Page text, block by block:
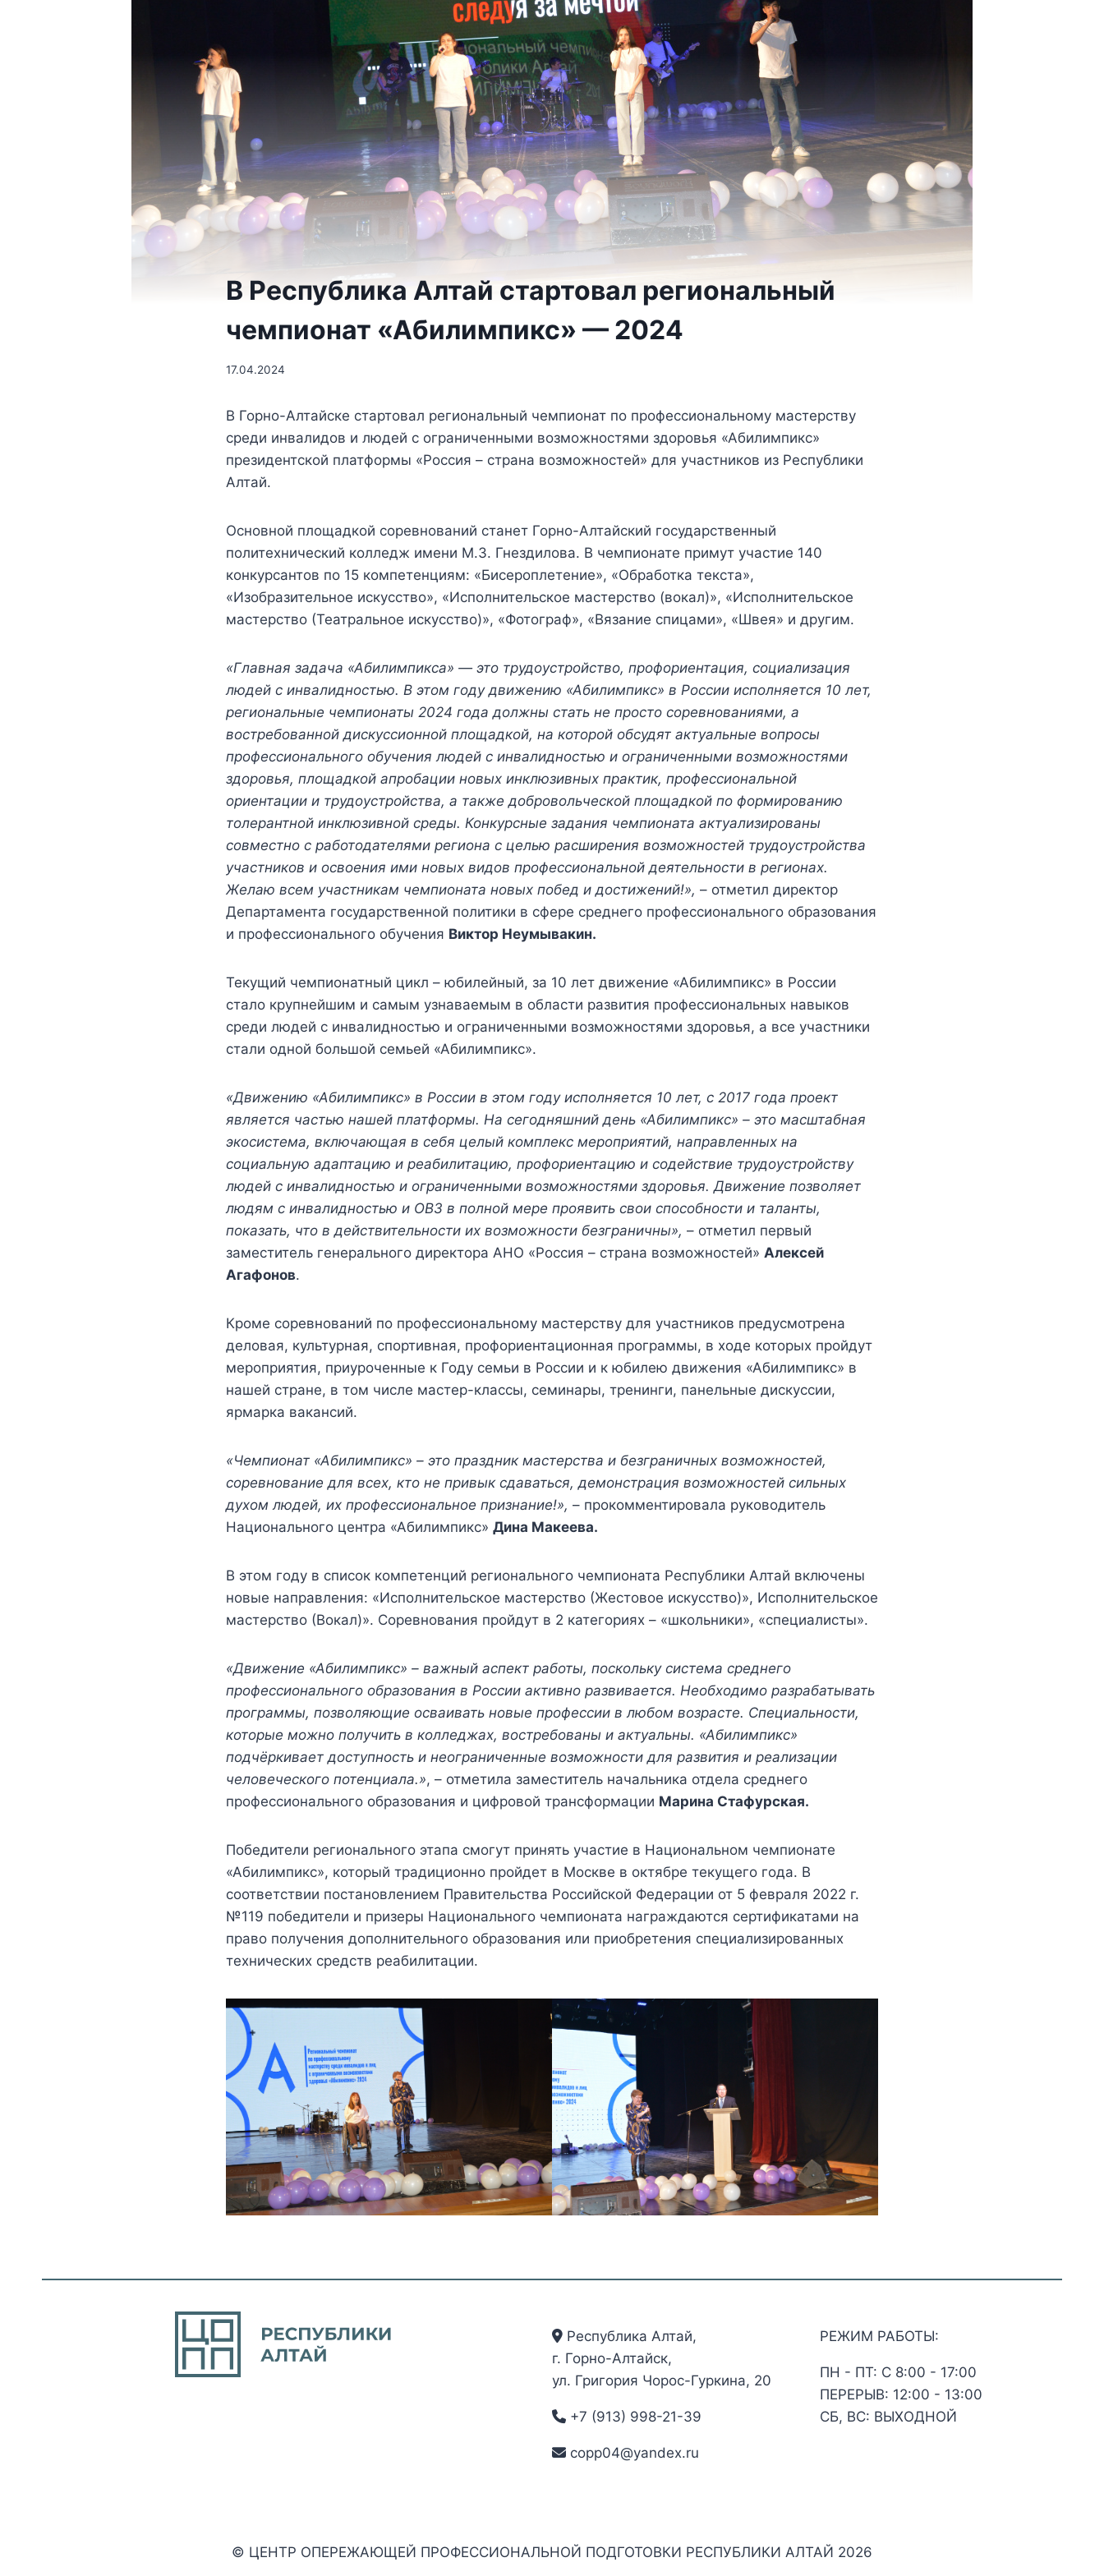
В Республика Алтай стартовал региональный
чемпионат «Абилимпикс» — 2024
17.04.2024
В Горно-Алтайске стартовал региональный чемпионат по профессиональному мастерству
среди инвалидов и людей с ограниченными возможностями здоровья «Абилимпикс»
президентской платформы «Россия – страна возможностей» для участников из Республики
Алтай.
Основной площадкой соревнований станет Горно-Алтайский государственный
политехнический колледж имени М.З. Гнездилова. В чемпионате примут участие 140
конкурсантов по 15 компетенциям: «Бисероплетение», «Обработка текста»,
«Изобразительное искусство», «Исполнительское мастерство (вокал)», «Исполнительское
мастерство (Театральное искусство)», «Фотограф», «Вязание спицами», «Швея» и другим.
«Главная задача «Абилимпикса» — это трудоустройство, профориентация, социализация
людей с инвалидностью. В этом году движению «Абилимпикс» в России исполняется 10 лет,
региональные чемпионаты 2024 года должны стать не просто соревнованиями, а
востребованной дискуссионной площадкой, на которой обсудят актуальные вопросы
профессионального обучения людей с инвалидностью и ограниченными возможностями
здоровья, площадкой апробации новых инклюзивных практик, профессиональной
ориентации и трудоустройства, а также добровольческой площадкой по формированию
толерантной инклюзивной среды. Конкурсные задания чемпионата актуализированы
совместно с работодателями региона с целью расширения возможностей трудоустройства
участников и освоения ими новых видов профессиональной деятельности в регионах.
Желаю всем участникам чемпионата новых побед и достижений!», – отметил директор
Департамента государственной политики в сфере среднего профессионального образования
и профессионального обучения Виктор Неумывакин.
Текущий чемпионатный цикл – юбилейный, за 10 лет движение «Абилимпикс» в России
стало крупнейшим и самым узнаваемым в области развития профессиональных навыков
среди людей с инвалидностью и ограниченными возможностями здоровья, а все участники
стали одной большой семьей «Абилимпикс».
«Движению «Абилимпикс» в России в этом году исполняется 10 лет, с 2017 года проект
является частью нашей платформы. На сегодняшний день «Абилимпикс» – это масштабная
экосистема, включающая в себя целый комплекс мероприятий, направленных на
социальную адаптацию и реабилитацию, профориентацию и содействие трудоустройству
людей с инвалидностью и ограниченными возможностями здоровья. Движение позволяет
людям с инвалидностью и ОВЗ в полной мере проявить свои способности и таланты,
показать, что в действительности их возможности безграничны», – отметил первый
заместитель генерального директора АНО «Россия – страна возможностей» Алексей
Агафонов.
Кроме соревнований по профессиональному мастерству для участников предусмотрена
деловая, культурная, спортивная, профориентационная программы, в ходе которых пройдут
мероприятия, приуроченные к Году семьи в России и к юбилею движения «Абилимпикс» в
нашей стране, в том числе мастер-классы, семинары, тренинги, панельные дискуссии,
ярмарка вакансий.
«Чемпионат «Абилимпикс» – это праздник мастерства и безграничных возможностей,
соревнование для всех, кто не привык сдаваться, демонстрация возможностей сильных
духом людей, их профессиональное признание!», – прокомментировала руководитель
Национального центра «Абилимпикс» Дина Макеева.
В этом году в список компетенций регионального чемпионата Республики Алтай включены
новые направления: «Исполнительское мастерство (Жестовое искусство)», Исполнительское
мастерство (Вокал)». Соревнования пройдут в 2 категориях – «школьники», «специалисты».
«Движение «Абилимпикс» – важный аспект работы, поскольку система среднего
профессионального образования в России активно развивается. Необходимо разрабатывать
программы, позволяющие осваивать новые профессии в любом возрасте. Специальности,
которые можно получить в колледжах, востребованы и актуальны. «Абилимпикс»
подчёркивает доступность и неограниченные возможности для развития и реализации
человеческого потенциала.», – отметила заместитель начальника отдела среднего
профессионального образования и цифровой трансформации Марина Стафурская.
Победители регионального этапа смогут принять участие в Национальном чемпионате
«Абилимпикс», который традиционно пройдет в Москве в октябре текущего года. В
соответствии постановлением Правительства Российской Федерации от 5 февраля 2022 г.
№119 победители и призеры Национального чемпионата награждаются сертификатами на
право получения дополнительного образования или приобретения специализированных
технических средств реабилитации.
Республика Алтай,
г. Горно-Алтайск,
ул. Григория Чорос-Гуркина, 20
+7 (913) 998-21-39
copp04@yandex.ru
РЕЖИМ РАБОТЫ:
ПН - ПТ: С 8:00 - 17:00
ПЕРЕРЫВ: 12:00 - 13:00
СБ, ВС: ВЫХОДНОЙ
© ЦЕНТР ОПЕРЕЖАЮЩЕЙ ПРОФЕССИОНАЛЬНОЙ ПОДГОТОВКИ РЕСПУБЛИКИ АЛТАЙ 2026